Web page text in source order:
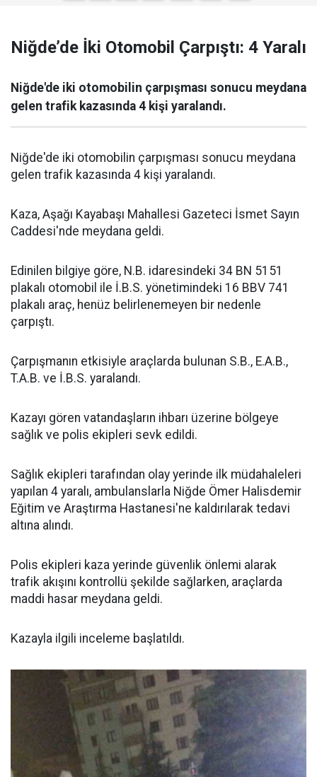
Niğde’de İki Otomobil Çarpıştı: 4 Yaralı
Niğde'de iki otomobilin çarpışması sonucu meydana
gelen trafik kazasında 4 kişi yaralandı.
Niğde'de iki otomobilin çarpışması sonucu meydana
gelen trafik kazasında 4 kişi yaralandı.
Kaza, Aşağı Kayabaşı Mahallesi Gazeteci İsmet Sayın
Caddesi'nde meydana geldi.
Edinilen bilgiye göre, N.B. idaresindeki 34 BN 5151
plakalı otomobil ile İ.B.S. yönetimindeki 16 BBV 741
plakalı araç, henüz belirlenemeyen bir nedenle
çarpıştı.
Çarpışmanın etkisiyle araçlarda bulunan S.B., E.A.B.,
T.A.B. ve İ.B.S. yaralandı.
Kazayı gören vatandaşların ihbarı üzerine bölgeye
sağlık ve polis ekipleri sevk edildi.
Sağlık ekipleri tarafından olay yerinde ilk müdahaleleri
yapılan 4 yaralı, ambulanslarla Niğde Ömer Halisdemir
Eğitim ve Araştırma Hastanesi'ne kaldırılarak tedavi
altına alındı.
Polis ekipleri kaza yerinde güvenlik önlemi alarak
trafik akışını kontrollü şekilde sağlarken, araçlarda
maddi hasar meydana geldi.
Kazayla ilgili inceleme başlatıldı.